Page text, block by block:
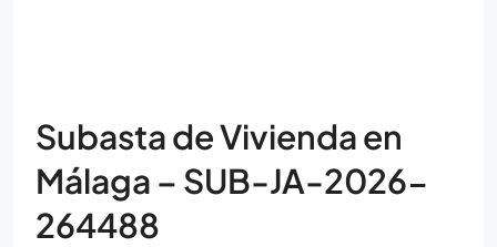
Subasta de Vivienda en
Málaga – SUB-JA-2026-
264488